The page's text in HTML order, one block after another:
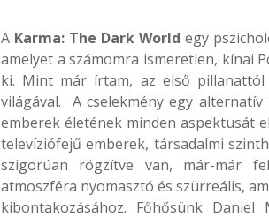
A Karma: The Dark World egy
amelyet a számomra ismeretlen, kínai
ki. Mint már írtam, az első
világával. A cselekmény egy
emberek életének minden aspektusát
televíziófejű emberek, társadalmi
szigorúan rögzítve van, már-már
atmoszféra nyomasztó és szürreális,
kibontakozásához. Főhősünk